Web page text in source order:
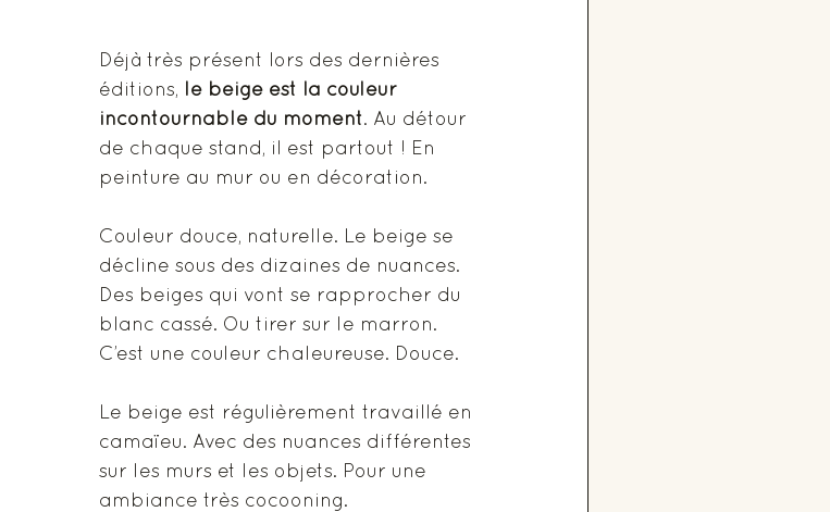
Déjà très présent lors des dernières
éditions, le beige est la couleur
incontournable du moment. Au détour
de chaque stand, il est partout ! En
peinture au mur ou en décoration.
Couleur douce, naturelle. Le beige se
décline sous des dizaines de nuances.
Des beiges qui vont se rapprocher du
blanc cassé. Ou tirer sur le marron.
C’est une couleur chaleureuse. Douce.
Le beige est régulièrement travaillé en
camaïeu. Avec des nuances différentes
sur les murs et les objets. Pour une
ambiance très cocooning.